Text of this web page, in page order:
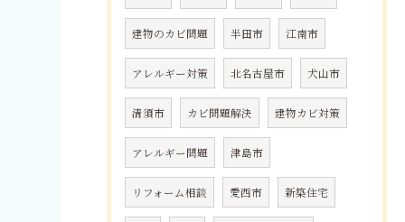
建物のカビ問題 半田市 江南市
アレルギー対策 北名古屋市 犬山市
清須市 カビ問題解決 建物カビ対策
アレルギー問題 津島市
リフォーム相談 愛西市 新築住宅